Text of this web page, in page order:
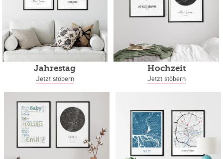
Jahrestag
Jetzt stöbern
Hochzeit
Jetzt stöbern